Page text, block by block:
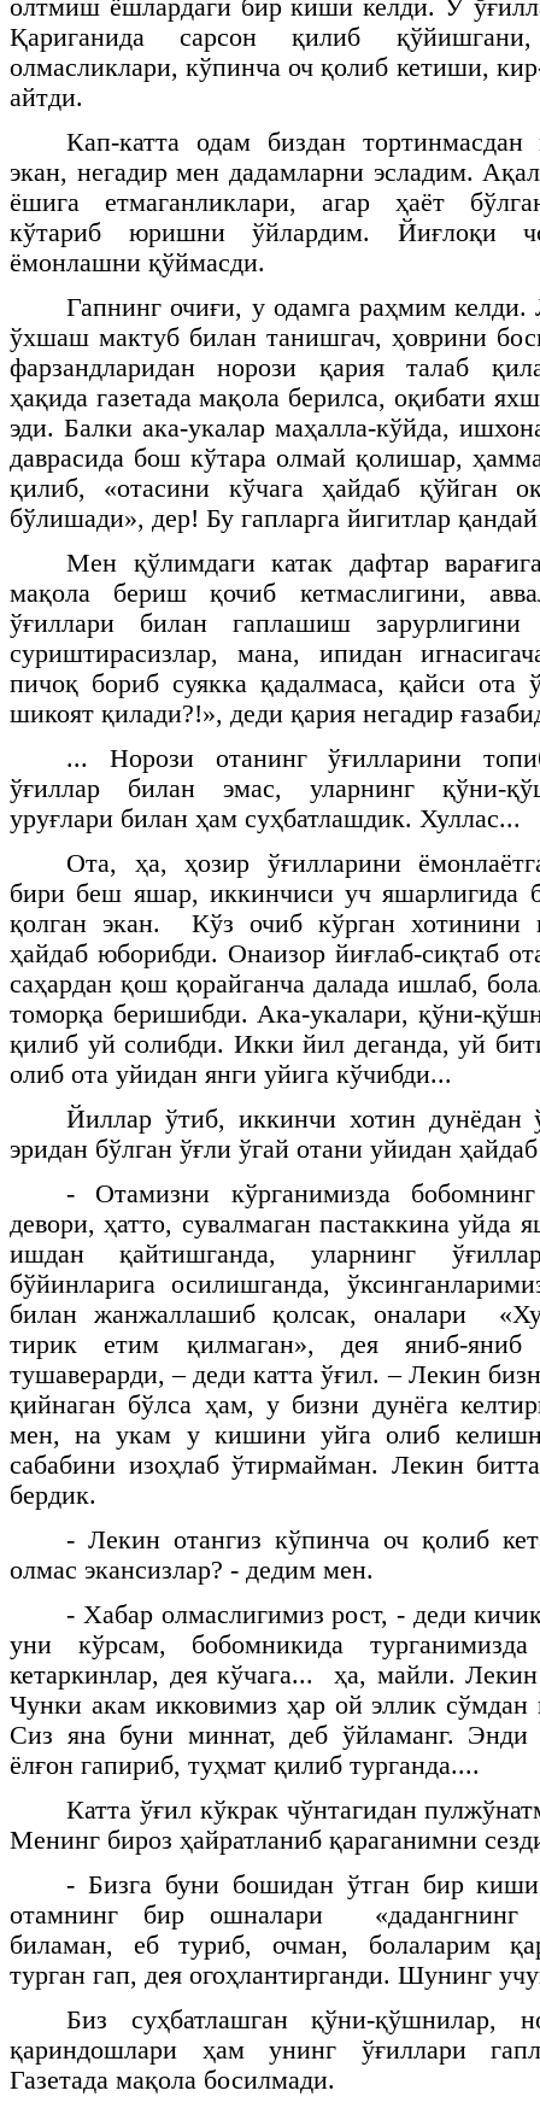
олтмиш ёшлардаги бир киши келди. У
Қариганида сарсон қилиб
олмасликлари, кўпинча оч қолиб кетиши,
айтди.
Кап-катта одам биздан тортинмасдан
экан, негадир мен дадамларни эсладим.
ёшига етмаганликлари, агар ҳаёт
кўтариб юришни ўйлардим. Йиғлоқи
ёмонлашни қўймасди.
Гапнинг очиғи, у одамга раҳмим келди.
ўхшаш мактуб билан танишгач, ҳоврини
фарзандларидан норози қария талаб
ҳақида газетада мақола берилса, оқибати
эди. Балки ака-укалар маҳалла-кўйда,
даврасида бош кўтара олмай қолишар,
қилиб, «отасини кўчага ҳайдаб қўйган
бўлишади», дер! Бу гапларга йигитлар
Мен қўлимдаги катак дафтар
мақола бериш қочиб кетмаслигини,
ўғиллари билан гаплашиш
суриштирасизлар, мана, ипидан
пичоқ бориб суякка қадалмаса, қайси ота
шикоят қилади?!», деди қария негадир
... Норози отанинг ўғилларини
ўғиллар билан эмас, уларнинг қўни-
уруғлари билан ҳам суҳбатлашдик. Хуллас...
Ота, ҳа, ҳозир ўғилларини
бири беш яшар, иккинчиси уч яшарлигида
қолган экан. Кўз очиб кўрган хотинини
ҳайдаб юборибди. Онаизор йиғлаб-сиқтаб
саҳардан қош қорайганча далада ишлаб,
томорқа беришибди. Ака-укалари, қўни-
қилиб уй солибди. Икки йил деганда, уй
олиб ота уйидан янги уйига кўчибди...
Йиллар ўтиб, иккинчи хотин дунёдан
эридан бўлган ўғли ўгай отани уйидан
- Отамизни кўрганимизда бобомнинг
девори, ҳатто, сувалмаган пастаккина уйда
ишдан қайтишганда, уларнинг
бўйинларига осилишганда,
билан жанжаллашиб қолсак, оналари
тирик етим қилмаган», дея яниб-яниб
тушаверарди, – деди катта ўғил. – Лекин
қийнаган бўлса ҳам, у бизни дунёга
мен, на укам у кишини уйга олиб
сабабини изоҳлаб ўтирмайман. Лекин
бердик.
- Лекин отангиз кўпинча оч қолиб
олмас экансизлар? - дедим мен.
- Хабар олмаслигимиз рост, - деди
уни кўрсам, бобомникида
кетаркинлар, дея кўчага... ҳа, майли.
Чунки акам икковимиз ҳар ой эллик сўмдан
Сиз яна буни миннат, деб ўйламанг. Энди
ёлғон гапириб, туҳмат қилиб турганда....
Катта ўғил кўкрак чўнтагидан
Менинг бироз ҳайратланиб қараганимни
- Бизга буни бошидан ўтган бир
отамнинг бир ошналари «дадангнинг
биламан, еб туриб, очман, болаларим
турган гап, дея огоҳлантирганди. Шунинг
Биз суҳбатлашган қўни-қўшнилар,
қариндошлари ҳам унинг ўғиллари
Газетада мақола босилмади.